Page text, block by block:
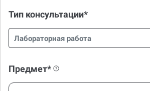
Тип консультации*
Лабораторная работа
Предмет*